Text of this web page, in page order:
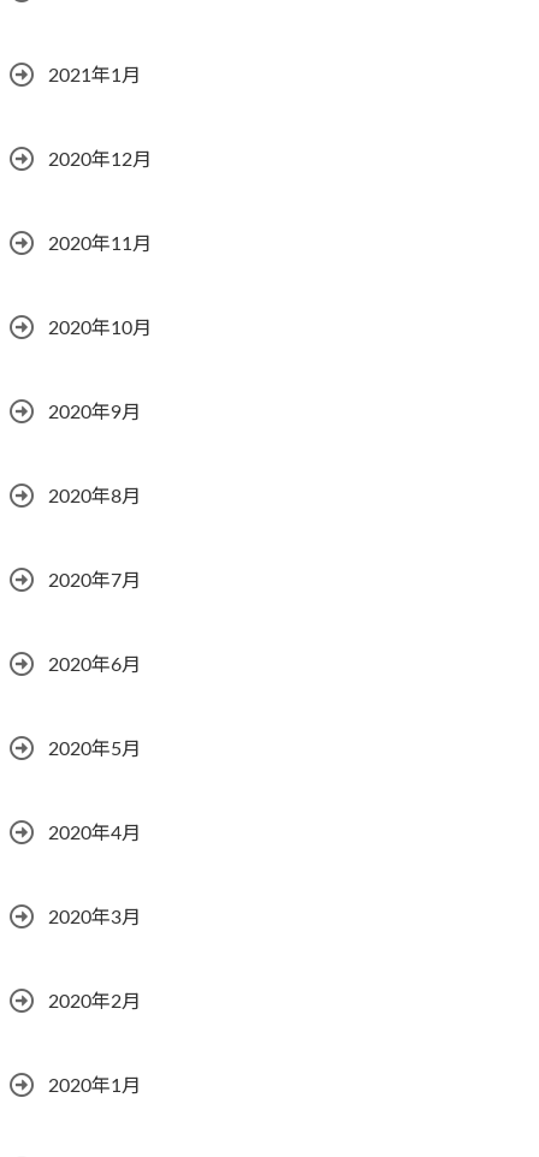
2021年1月
2020年12月
2020年11月
2020年10月
2020年9月
2020年8月
2020年7月
2020年6月
2020年5月
2020年4月
2020年3月
2020年2月
2020年1月